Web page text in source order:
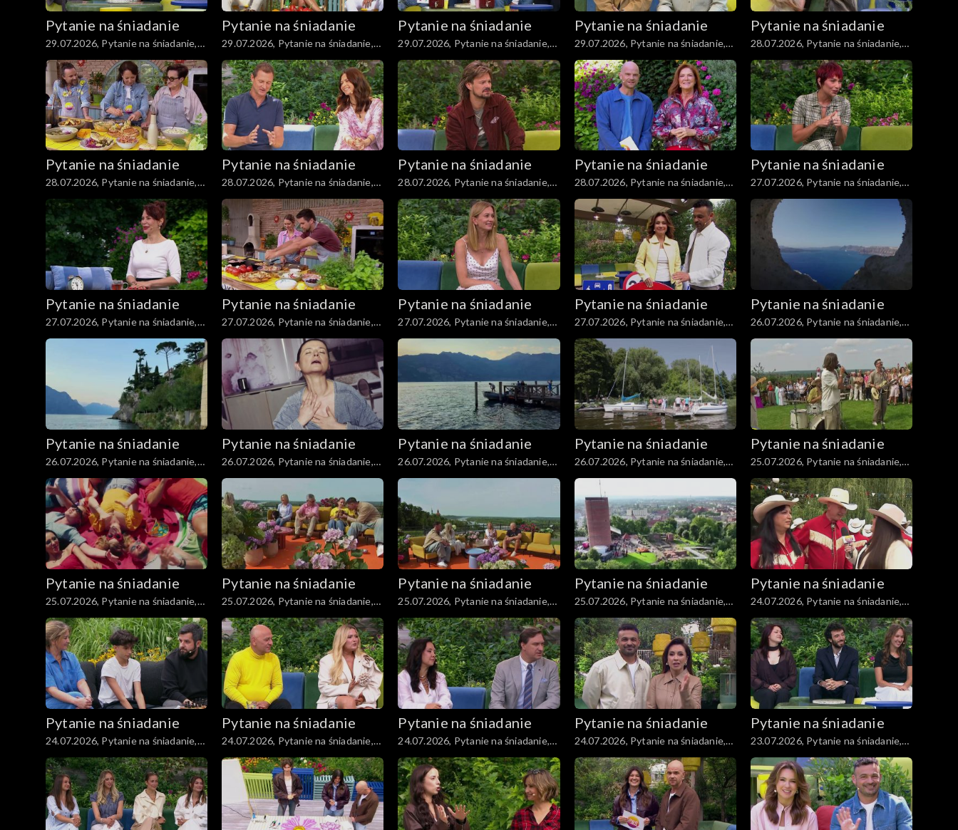
Pytanie na śniadanie
29.07.2026, Pytanie na śniadanie,
część 5
Pytanie na śniadanie
29.07.2026, Pytanie na śniadanie,
część 4
Pytanie na śniadanie
29.07.2026, Pytanie na śniadanie,
część 2
Pytanie na śniadanie
29.07.2026, Pytanie na śniadanie,
część 1
Pytanie na śniadanie
28.07.2026, Pytanie na śniadanie,
część 5
Pytanie na śniadanie
28.07.2026, Pytanie na śniadanie,
część 4
Pytanie na śniadanie
28.07.2026, Pytanie na śniadanie,
część 3
Pytanie na śniadanie
28.07.2026, Pytanie na śniadanie,
część 2
Pytanie na śniadanie
28.07.2026, Pytanie na śniadanie,
część 1
Pytanie na śniadanie
27.07.2026, Pytanie na śniadanie,
część 5
Pytanie na śniadanie
27.07.2026, Pytanie na śniadanie,
część 4
Pytanie na śniadanie
27.07.2026, Pytanie na śniadanie,
część 3
Pytanie na śniadanie
27.07.2026, Pytanie na śniadanie,
część 2
Pytanie na śniadanie
27.07.2026, Pytanie na śniadanie,
część 1
Pytanie na śniadanie
26.07.2026, Pytanie na śniadanie,
część 5
Pytanie na śniadanie
26.07.2026, Pytanie na śniadanie,
część 4
Pytanie na śniadanie
26.07.2026, Pytanie na śniadanie,
część 3
Pytanie na śniadanie
26.07.2026, Pytanie na śniadanie,
część 2
Pytanie na śniadanie
26.07.2026, Pytanie na śniadanie,
część 1
Pytanie na śniadanie
25.07.2026, Pytanie na śniadanie,
część 5
Pytanie na śniadanie
25.07.2026, Pytanie na śniadanie,
część 4
Pytanie na śniadanie
25.07.2026, Pytanie na śniadanie,
część 3
Pytanie na śniadanie
25.07.2026, Pytanie na śniadanie,
część 2
Pytanie na śniadanie
25.07.2026, Pytanie na śniadanie,
część 1
Pytanie na śniadanie
24.07.2026, Pytanie na śniadanie,
część 5
Pytanie na śniadanie
24.07.2026, Pytanie na śniadanie,
część 4
Pytanie na śniadanie
24.07.2026, Pytanie na śniadanie,
część 3
Pytanie na śniadanie
24.07.2026, Pytanie na śniadanie,
część 2
Pytanie na śniadanie
24.07.2026, Pytanie na śniadanie,
część 1
Pytanie na śniadanie
23.07.2026, Pytanie na śniadanie,
część 5